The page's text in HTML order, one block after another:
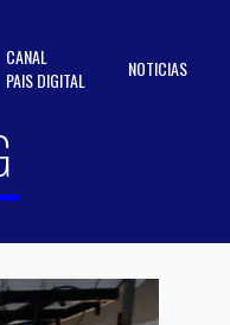
CANAL
PAIS DIGITAL
NOTICIAS